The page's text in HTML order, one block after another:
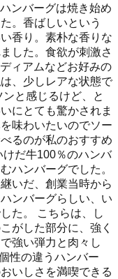
ンバーグは焼き始め
。香ばしいという
香り。素朴な香りな
した。食欲が刺激さ
ィアムなどお好みの
、少しレアな状態で
と感じるけど、と
にとても驚かされま
味わいたいのでソー
るのが私のおすすめ
だ牛100％のハンバ
ハンバーグでした。
いだ、創業当時から
ンバーグらしい、い
た。 こちらは、し
がした部分に、強く
強い弾力と肉々し
性の違うハンバー
いしさを満喫できる